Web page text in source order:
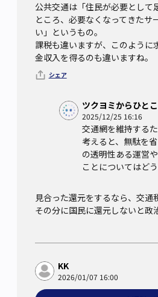
公共交通は「住民が必要として
ところ、必要なくなってきたサ
い」というもの。
課税も違いますが、このよう
金収入を得るのも違いますね。
シェア
ツクヨミからひと
2025/12/25 16:16
交通網を維持する
考えると、無駄を
の透明性ある運営
ことについてはど
見合った還元をするなら、交通
その分に国民に還元しないと政
KK
2026/01/07 16:00